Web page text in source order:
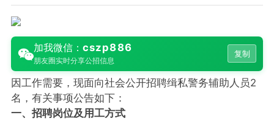
加我微信： cszp886
朋友圈实时分享公招信息
复制
因工作需要，现面向社会公开招聘缉私警务辅助人员2
名，有关事项公告如下：
一、招聘岗位及用工方式